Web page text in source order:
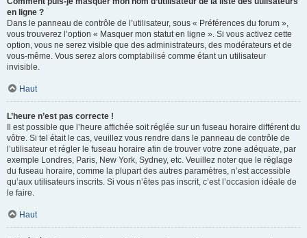
en ligne ?
Dans le panneau de contrôle de l’utilisateur, sous « Préférences du forum »,
vous trouverez l’option « Masquer mon statut en ligne ». Si vous activez cette
option, vous ne serez visible que des administrateurs, des modérateurs et de
vous-même. Vous serez alors comptabilisé comme étant un utilisateur
invisible.
Haut
L’heure n’est pas correcte !
Il est possible que l’heure affichée soit réglée sur un fuseau horaire différent du
vôtre. Si tel était le cas, veuillez vous rendre dans le panneau de contrôle de
l’utilisateur et régler le fuseau horaire afin de trouver votre zone adéquate, par
exemple Londres, Paris, New York, Sydney, etc. Veuillez noter que le réglage
du fuseau horaire, comme la plupart des autres paramètres, n’est accessible
qu’aux utilisateurs inscrits. Si vous n’êtes pas inscrit, c’est l’occasion idéale de
le faire.
Haut